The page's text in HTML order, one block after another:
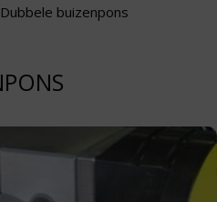
Dubbele buizenpons